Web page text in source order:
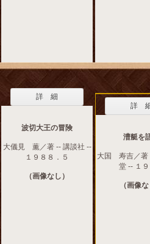
詳 細
波切大王の冒険
大儀見 薫／著 -- 講談社 --
１９８８．５
（画像なし）
詳
漕艇を
大国 寿吉／著
堂 -- １９
（画像な